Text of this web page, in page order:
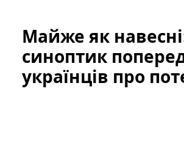
Майже як
синоптик
українців про